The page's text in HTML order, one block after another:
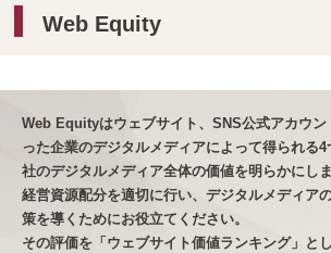
Web Equity
Web Equityはウェブサイト、SNS公式アカウン
った企業のデジタルメディアによって得られる
社のデジタルメディア全体の価値を明らかにしま
経営資源配分を適切に行い、デジタルメディア
策を導くためにお役立てください。
その評価を「ウェブサイト価値ランキング」と